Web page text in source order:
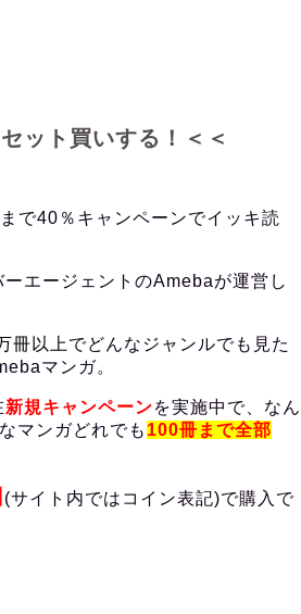
ット買いする！＜＜
で40％キャンペーンでイッキ読
ーエージェントのAmebaが運営し
冊以上 でどんなジャンルでも見た
マンガ。
新規キャンペーンを実施中で、なん
マンガどれでも 100冊まで全部
(サイト内ではコイン表記)で購入で